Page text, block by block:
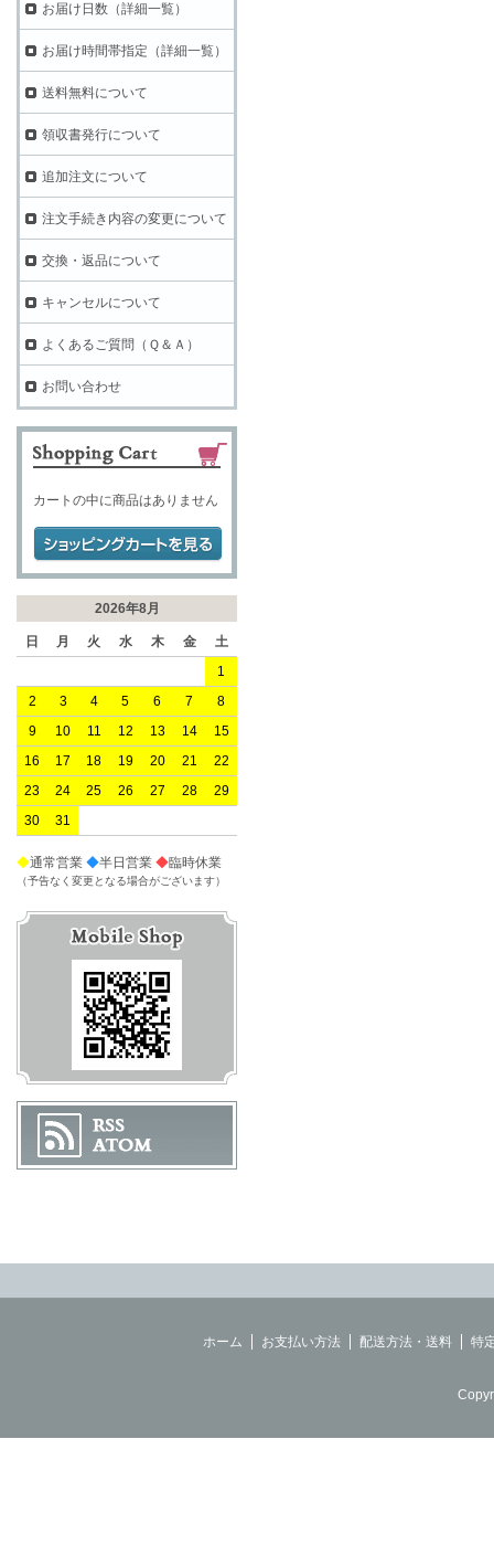
お届け日数（詳細一覧）
お届け時間帯指定（詳細一覧）
送料無料について
領収書発行について
追加注文について
注文手続き内容の変更について
交換・返品について
キャンセルについて
よくあるご質問（Ｑ＆Ａ）
お問い合わせ
カートの中に商品はありません
2026年8月
日 月 火 水 木 金
土
1
2
3 4 5 6 7
8
9
10 11 12 13 14
15
16
17 18 19 20 21
22
23
24 25 26 27 28
29
30
31
◆通常営業 ◆半日営業 ◆臨時休業
（予告なく変更となる場合がございます）
ホーム お支払い方法 配送方法・送料 特